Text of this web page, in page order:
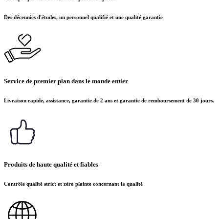
Des décennies d'études, un personnel qualifié et une qualité garantie
Service de premier plan dans le monde entier
Livraison rapide, assistance, garantie de 2 ans et garantie de remboursement de 30 jours.
Produits de haute qualité et fiables
Contrôle qualité strict et zéro plainte concernant la qualité